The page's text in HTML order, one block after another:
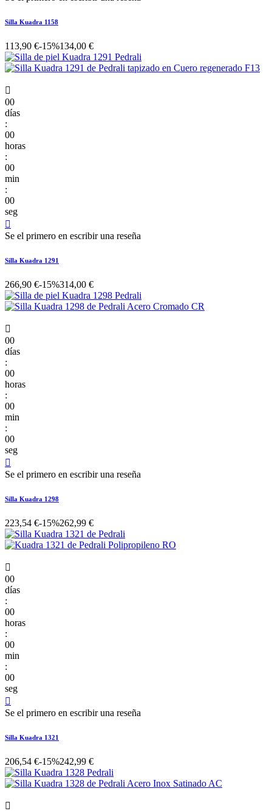
Silla Kuadra 1158
113,90 €-15%134,00 €

00
días
:
00
horas
:
00
min
:
00
seg

Se el primero en escribir una reseña
Silla Kuadra 1291
266,90 €-15%314,00 €

00
días
:
00
horas
:
00
min
:
00
seg

Se el primero en escribir una reseña
Silla Kuadra 1298
223,54 €-15%262,99 €

00
días
:
00
horas
:
00
min
:
00
seg

Se el primero en escribir una reseña
Silla Kuadra 1321
206,54 €-15%242,99 €
